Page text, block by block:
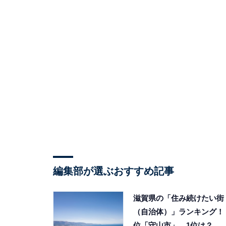
編集部が選ぶおすすめ記事
滋賀県の「住み続けたい街
（自治体）」ランキング！